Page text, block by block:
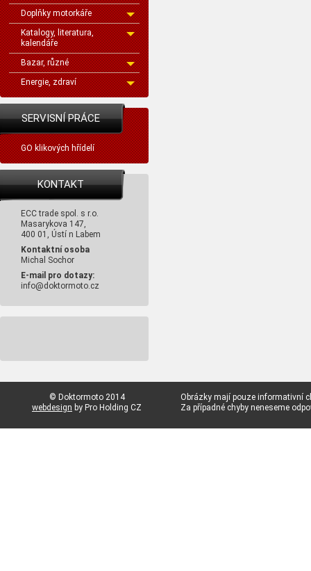
Doplňky motorkáře
Katalogy, literatura,
kalendáře
Bazar, různé
Energie, zdraví
SERVISNÍ PRÁCE
GO klikových hřídelí
KONTAKT
ECC trade spol. s r.o.
Masarykova 147,
400 01, Ústí n Labem
Kontaktní osoba
Michal Sochor
E-mail pro dotazy:
info@doktormoto.cz
© Doktormoto 2014
webdesign by Pro Holding CZ
Obrázky mají pouze informativní
Za případné chyby neneseme